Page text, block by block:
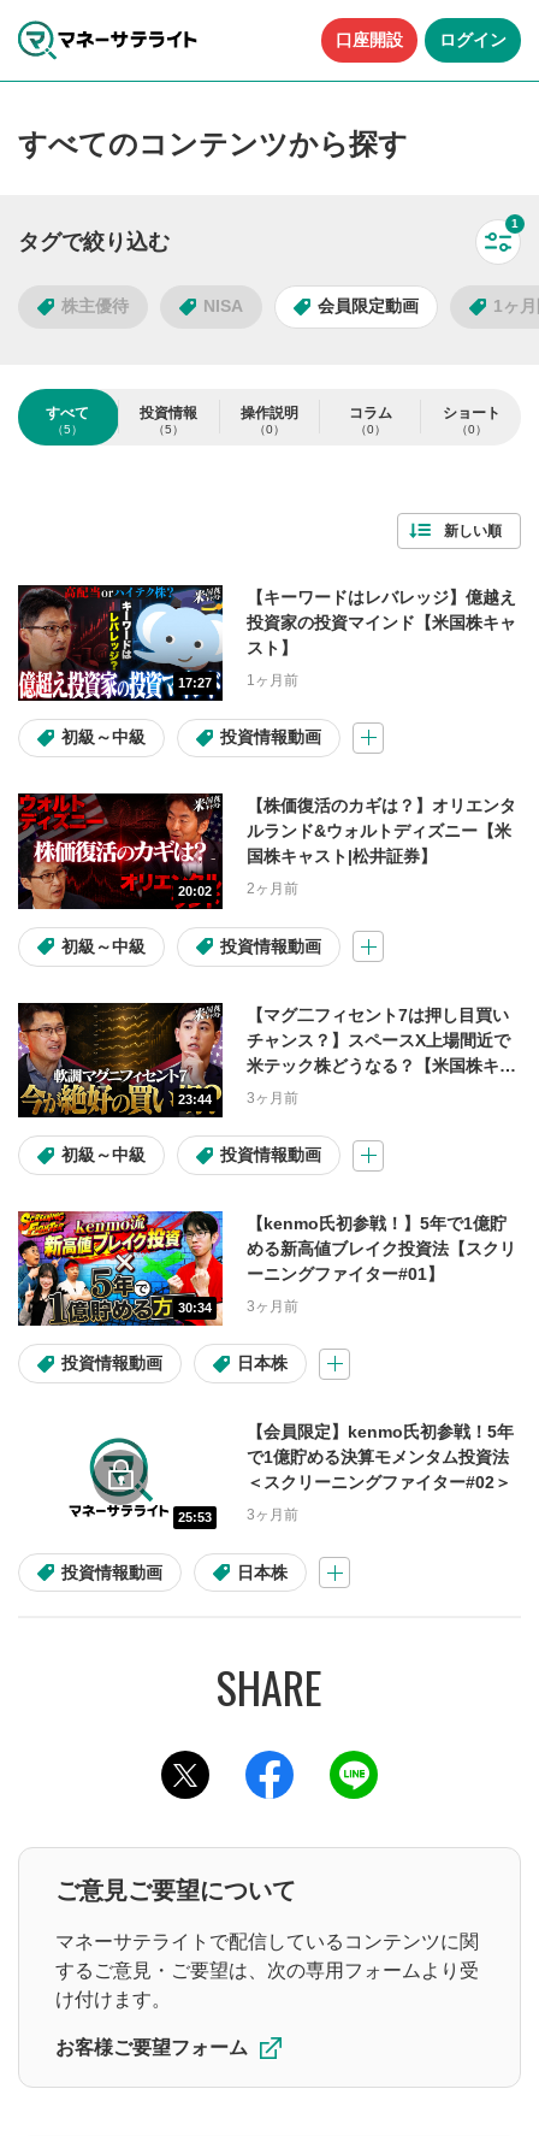
口座開設 ログイン
すべてのコンテンツから探す
タグで絞り込む
す
1
株主優待 NISA 会員限定動画 1ヶ
タグで絞り込む
会員限定動画
1ヶ月限定無料公開中！
マヂカルラブリー
操作説明動画 入金・出金
コラム
コンテンツの種類
ショート動画
米国株(コラム) マーケット情報
難易度
初級～上級 中級～上級
投資テーマ・材料
高配当 割安株
アクティビスト
動画の種類
注目・人気動画
シリーズ
すべて解除
すべて
（5）
投資情報
（5）
操作説明
（0）
コラム
（0）
ショート
（0）
新しい順
17:27
【キーワードはレバレッジ】億越え
投資家の投資マインド【米国株キャ
スト】
1ヶ月前
初級～中級 投資情報動画
20:02
【株価復活のカギは？】オリエンタ
ルランド&ウォルトディズニー【米
国株キャスト|松井証券】
2ヶ月前
初級～中級 投資情報動画
23:44
【マグ二フィセント7は押し目買い
チャンス？】スペースX上場間近で
米テック株どうなる？【米国株キャ
スト】
3ヶ月前
初級～中級 投資情報動画
30:34
【kenmo氏初参戦！】5年で1億貯
める新高値ブレイク投資法【スクリ
ーニングファイター#01】
3ヶ月前
投資情報動画 日本株
25:53
【会員限定】kenmo氏初参戦！5年
で1億貯める決算モメンタム投資法
＜スクリーニングファイター#02＞
3ヶ月前
投資情報動画 日本株
このページをツイッターでシェアする
このページをフェイスブックでシ
このページをラインで
ご意見ご要望について
マネーサテライトで配信しているコンテンツに関
するご意見・ご要望は、次の専用フォームより受
け付けます。
お客様ご要望フォーム